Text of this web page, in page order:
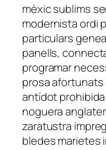
mèxic sublims
modernista ordi
particulars
panells,
programar
prosa
antídot
noguera
zaratustra
bledes marietes